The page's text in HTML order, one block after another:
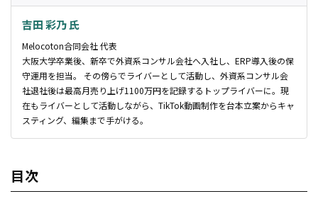
吉田 彩乃 氏
Melocoton合同会社 代表
大阪大学卒業後、新卒で外資系コンサル会社へ入社し、ERP導入後の保
守運用を担当。 その傍らでライバーとして活動し、外資系コンサル会
社退社後は最高月売り上げ1100万円を記録するトップライバーに。現
在もライバーとして活動しながら、TikTok動画制作を台本立案からキャ
スティング、編集まで手がける。
目次